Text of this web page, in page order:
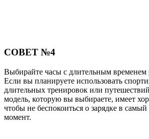
СОВЕТ №4
Выбирайте часы с длительным временем
Если вы планируете использовать
длительных тренировок или
модель, которую вы выбираете, имеет
чтобы не беспокоиться о зарядке в
момент.